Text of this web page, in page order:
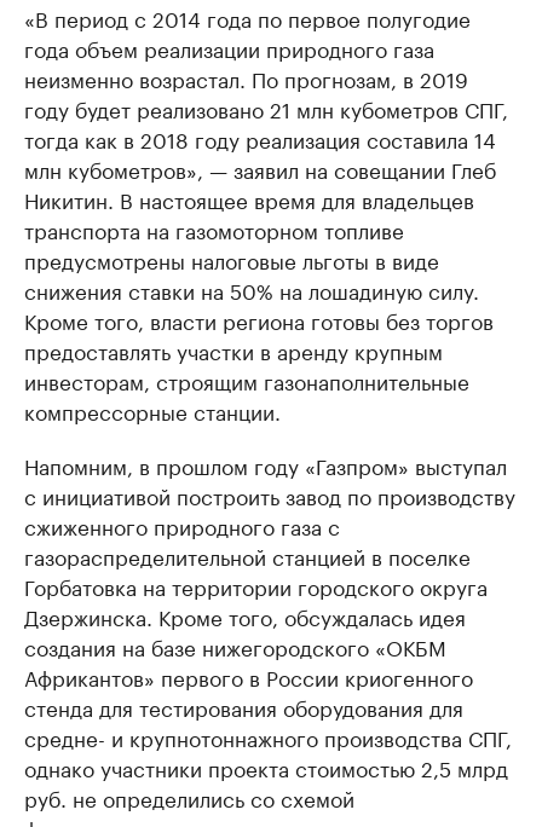
«В период с 2014 года по первое полугодие
года объем реализации природного газа
неизменно возрастал. По прогнозам, в 2019
году будет реализовано 21 млн кубометров СПГ,
тогда как в 2018 году реализация составила 14
млн кубометров», — заявил на совещании Глеб
Никитин. В настоящее время для владельцев
транспорта на газомоторном топливе
предусмотрены налоговые льготы в виде
снижения ставки на 50% на лошадиную силу.
Кроме того, власти региона готовы без торгов
предоставлять участки в аренду крупным
инвесторам, строящим газонаполнительные
компрессорные станции.
Напомним, в прошлом году «Газпром» выступал
с инициативой построить завод по производству
сжиженного природного газа с
газораспределительной станцией в поселке
Горбатовка на территории городского округа
Дзержинска. Кроме того, обсуждалась идея
создания на базе нижегородского «ОКБМ
Африкантов» первого в России криогенного
стенда для тестирования оборудования для
средне- и крупнотоннажного производства СПГ,
однако участники проекта стоимостью 2,5 млрд
руб. не определились со схемой